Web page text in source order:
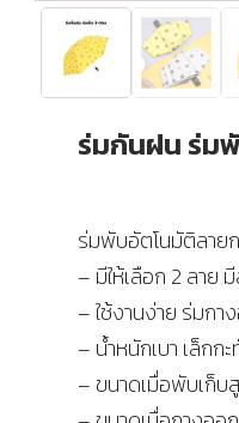
ร่มกันฝน ร่ม
ร่มพับอัตโนมัติลาย
– มีให้เลือก 2 ลาย
– ใช้งานง่าย ร่มก
– น้ำหนักเบา เล็ก
– ขนาดเมื่อพับเก็บ